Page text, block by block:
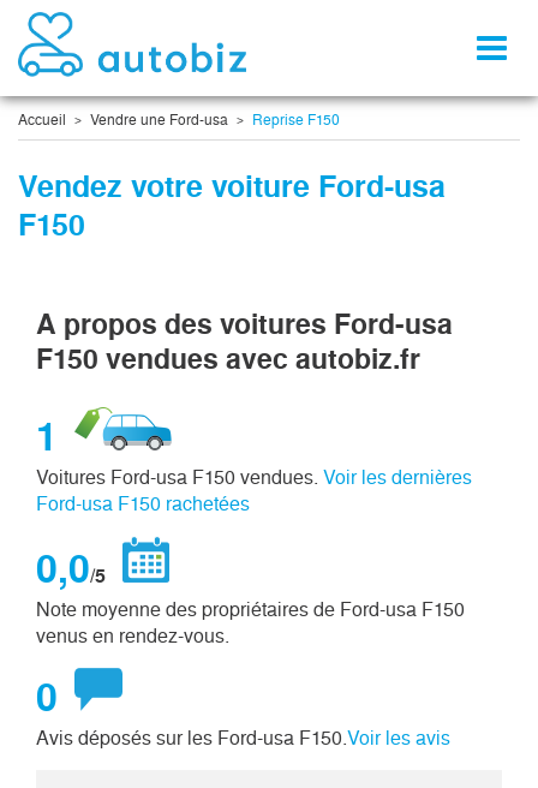
Accueil Vendre une Ford-usa Reprise F150
Vendez votre voiture Ford-usa
F150
A propos des voitures Ford-usa
F150 vendues avec autobiz.fr
1
Voitures Ford-usa F150 vendues. Voir les dernières
Ford-usa F150 rachetées
0,0/5
Note moyenne des propriétaires de Ford-usa F150
venus en rendez-vous.
0
Avis déposés sur les Ford-usa F150. Voir les avis